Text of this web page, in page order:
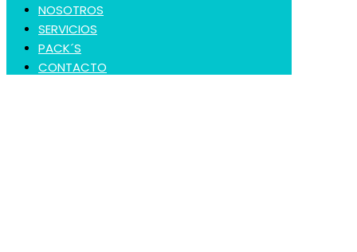
NOSOTROS
SERVICIOS
PACK´S
CONTACTO